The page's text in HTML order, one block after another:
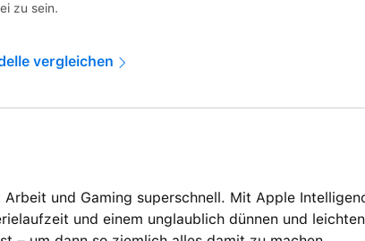
zu sein.
vergleichen
und Gaming superschnell. Mit Apple
und einem unglaublich dünnen und